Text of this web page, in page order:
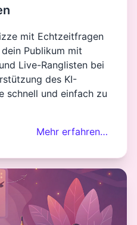
mit Echtzeitfragen
Publikum mit
Live-Ranglisten bei
des KI-
schnell und einfach zu
Mehr erfahren…